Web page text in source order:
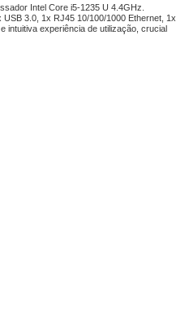
Intel Core i5-1235 U 4.4GHz.
3.0, 1x RJ45 10/100/1000 Ethernet, 1x
intuitiva experiência de utilização, crucial